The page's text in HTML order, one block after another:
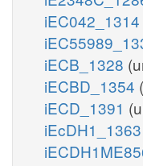
iEC042_1314
iECB_1328
iECBD_1354
iECD_1391
iEcDH1_1363